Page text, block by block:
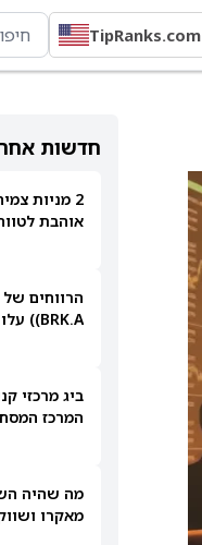
TipRanks.com
חדשות
2 מניות
אוהבת
ביג מרכזי
המרכז
מה שהיה
מאקרו ושווקים, 9